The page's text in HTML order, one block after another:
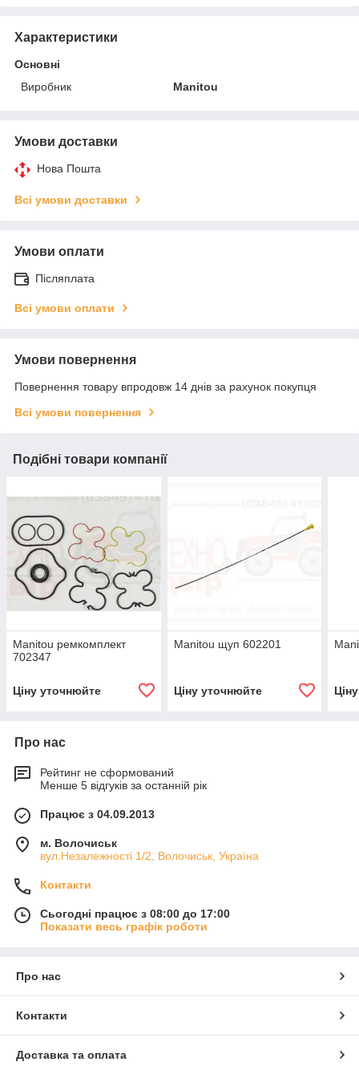
Характеристики
Основні
Виробник
Manitou
Умови доставки
Нова Пошта
Всі умови доставки
Умови оплати
Післяплата
Всі умови оплати
Умови повернення
Повернення товару впродовж 14 днів за рахунок покупця
Всі умови повернення
Подібні товари компанії
Manitou ремкомплект
702347
Ціну уточнюйте
Manitou щуп 602201
Ціну уточнюйте
Про нас
Рейтинг не сформований
Менше 5 відгуків за останній рік
Працює з 04.09.2013
м. Волочиськ
вул.Незалежності 1/2, Волочиськ, Україна
Контакти
Сьогодні працює з 08:00 до 17:00
Показати весь графік роботи
Про нас
Контакти
Доставка та оплата